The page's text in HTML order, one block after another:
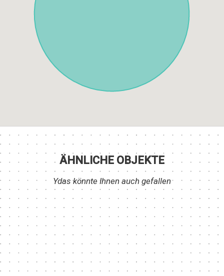
ÄHNLICHE OBJEKTE
Ydas könnte Ihnen auch gefallen